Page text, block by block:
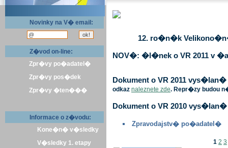
Novinky na V� email:
Z�vod on-line:
Zpr�vy po�adatel�
Zpr�vy pos�dek
Zpr�vy �ten���
Informace o z�vodu:
Kone�n� v�sledky
V�sledky 1. etapy
12. ro�n�k
NOV�: �l�nek o VR 2011 v
Dokument o VR 2011
odkaz naleznete zde. Repr�zy budou
Dokument o VR 2010
Zpravodajstv� po�adatel�
1 2 3